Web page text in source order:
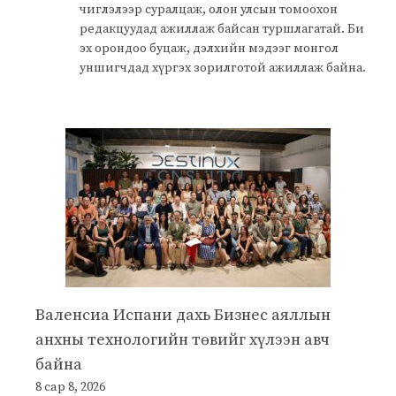
чиглэлээр суралцаж, олон улсын томоохон
редакцуудад ажиллаж байсан туршлагатай. Би
эх орондоо буцаж, дэлхийн мэдээг монгол
уншигчдад хүргэх зорилготой ажиллаж байна.
Валенсиа Испани дахь Бизнес аяллын
анхны технологийн төвийг хүлээн авч
байна
8 сар 8, 2026